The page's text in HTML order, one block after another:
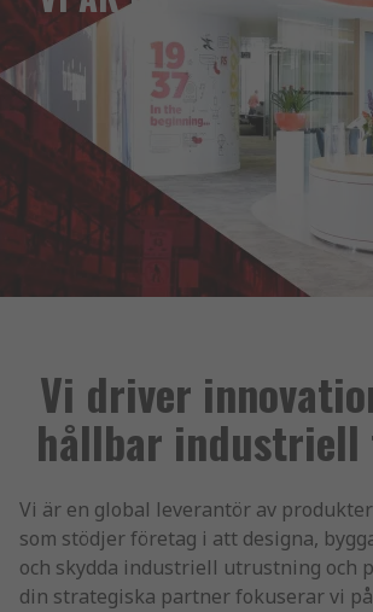
Vi driver
hållbar
Vi är en global leverantör av
som stödjer företag i att designa,
och skydda industriell utrustning och
din strategiska partner fokuserar vi